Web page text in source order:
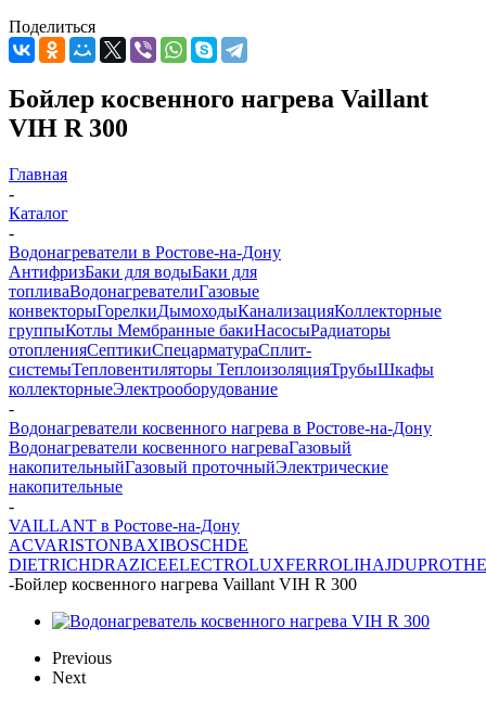
Поделиться
Бойлер косвенного нагрева Vaillant
VIH R 300
Главная
-
Каталог
-
Водонагреватели в Ростове-на-Дону
АнтифризБаки для водыБаки для
топливаВодонагревателиГазовые
конвекторыГорелкиДымоходыКанализацияКоллекторные
группыКотлы Мембранные бакиНасосыРадиаторы
отопленияСептикиСпецарматураСплит-
системыТепловентиляторы ТеплоизоляцияТрубыШкафы
коллекторныеЭлектрооборудование
-
Водонагреватели косвенного нагрева в Ростове-на-Дону
Водонагреватели косвенного нагреваГазовый
накопительныйГазовый проточныйЭлектрические
накопительные
-
VAILLANT в Ростове-на-Дону
ACVARISTONBAXIBOSCHDE
DIETRICHDRAZICEELECTROLUXFERROLIHAJDU
-Бойлер косвенного нагрева Vaillant VIH R 300
Previous
Next